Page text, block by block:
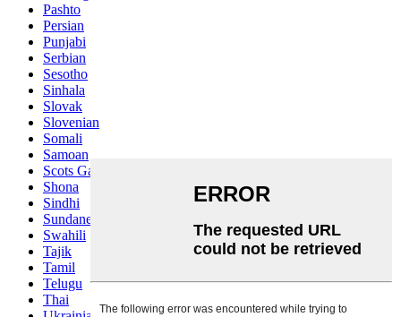
Pashto
Persian
Punjabi
Serbian
Sesotho
Sinhala
Slovak
Slovenian
Somali
Samoan
Scots Gaelic
Shona
Sindhi
Sundanese
Swahili
Tajik
Tamil
Telugu
Thai